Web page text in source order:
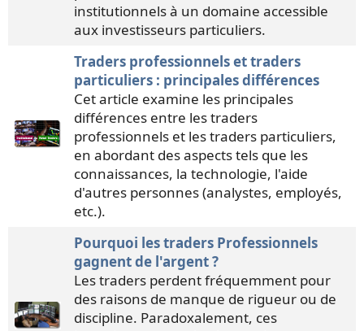
institutionnels à un domaine accessible
aux investisseurs particuliers.
Traders professionnels et traders
particuliers : principales différences
Cet article examine les principales
différences entre les traders
professionnels et les traders particuliers,
en abordant des aspects tels que les
connaissances, la technologie, l'aide
d'autres personnes (analystes, employés,
etc.).
Pourquoi les traders Professionnels
gagnent de l'argent ?
Les traders perdent fréquemment pour
des raisons de manque de rigueur ou de
discipline. Paradoxalement, ces